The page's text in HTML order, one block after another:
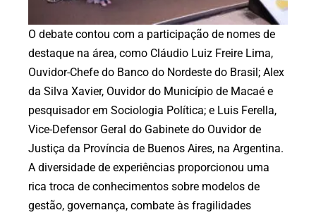
O debate contou com a participação de nomes de
destaque na área, como Cláudio Luiz Freire Lima,
Ouvidor-Chefe do Banco do Nordeste do Brasil; Alex
da Silva Xavier, Ouvidor do Município de Macaé e
pesquisador em Sociologia Política; e Luis Ferella,
Vice-Defensor Geral do Gabinete do Ouvidor de
Justiça da Província de Buenos Aires, na Argentina.
A diversidade de experiências proporcionou uma
rica troca de conhecimentos sobre modelos de
gestão, governança, combate às fragilidades